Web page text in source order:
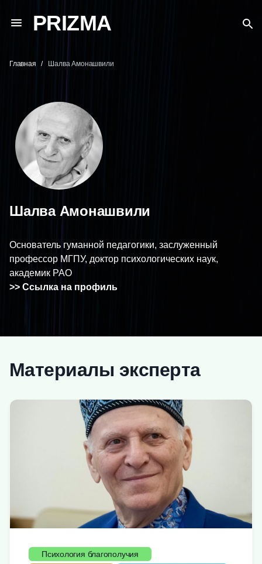
PRIZMA
Главная Шалва Амонашвили
Шалва Амонашвили
Основатель гуманной педагогики, заслуженный
профессор МГПУ, доктор психологических наук,
академик РАО
>> Ссылка на профиль
Материалы эксперта
Психология благополучия